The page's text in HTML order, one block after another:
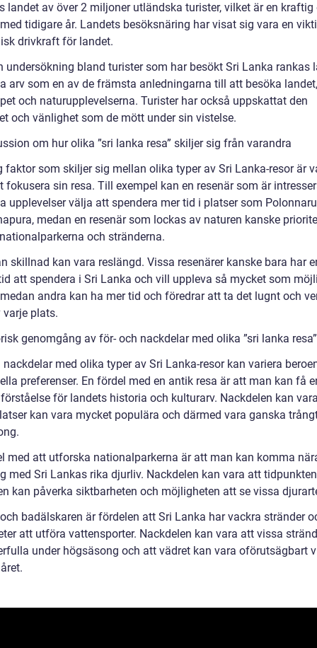
landet av över 2 miljoner utländska turister, vilket är en kraftig
tidigare år. Landets besöksnäring har visat sig vara en
drivkraft för landet.
undersökning bland turister som har besökt Sri Lanka rankas
arv som en av de främsta anledningarna till att besöka
och naturupplevelserna. Turister har också uppskattat den
och vänlighet som de mött under sin vistelse.
om hur olika ”sri lanka resa” skiljer sig från varandra
faktor som skiljer sig mellan olika typer av Sri Lanka-resor är
fokusera sin resa. Till exempel kan en resenär som är
upplevelser välja att spendera mer tid i platser som
medan en resenär som lockas av naturen kanske
och stränderna.
skillnad kan vara reslängd. Vissa resenärer kanske bara har
att spendera i Sri Lanka och vill uppleva så mycket som
andra kan ha mer tid och föredrar att ta det lugnt och
plats.
genomgång av för- och nackdelar med olika ”sri lanka resa”
nackdelar med olika typer av Sri Lanka-resor kan variera
preferenser. En fördel med en antik resa är att man kan få
för landets historia och kulturarv. Nackdelen kan
kan vara mycket populära och därmed vara ganska
med att utforska nationalparkerna är att man kan komma
med Sri Lankas rika djurliv. Nackdelen kan vara att
kan påverka siktbarheten och möjligheten att se vissa
badälskaren är fördelen att Sri Lanka har vackra stränder
att utföra vattensporter. Nackdelen kan vara att vissa
under högsäsong och att vädret kan vara oförutsägbart